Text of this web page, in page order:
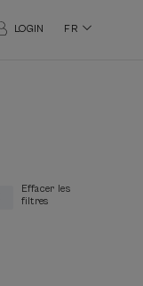
LOGIN FR
Effacer les
filtres